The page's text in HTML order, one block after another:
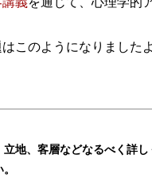
このようになりましたよ
地、客層などなるべく詳